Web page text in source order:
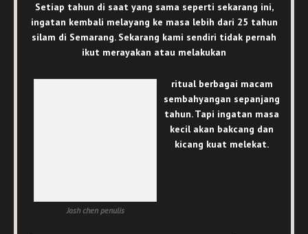
Setiap tahun di saat yang sama seperti sekarang ini,
ingatan kembali melayang ke masa lebih dari 25 tahun
silam di Semarang. Sekarang kami sendiri tidak pernah
ikut merayakan atau melakukan
Josh chen penulis
ritual berbagai macam
sembahyangan sepanjang
tahun. Tapi ingatan masa
kecil akan bakcang dan
kicang kuat melekat.